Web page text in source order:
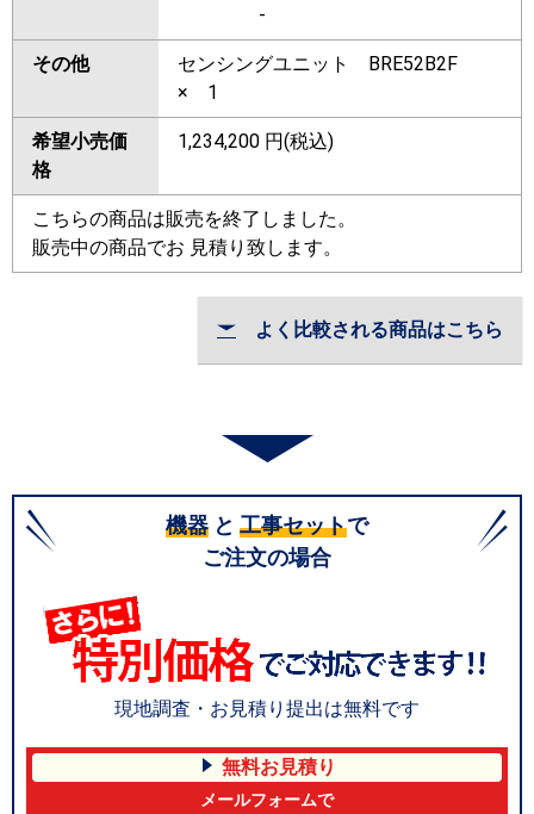
-
その他
センシングユニット BRE52B2F
× 1
希望小売価
格
1,234,200 円(税込)
こちらの商品は販売を終了しました。
販売中の商品でお 見積り致します。
よく比較される商品はこちら
機器 と 工事セットで
ご注文の場合
現地調査・お見積り提出は無料です
無料お見積り
メールフォームで